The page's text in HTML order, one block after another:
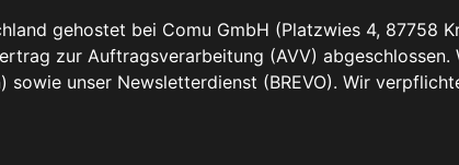
gehostet bei Comu GmbH (Platzwies 4,
zur Auftragsverarbeitung (AVV)
sowie unser Newsletterdienst (BREVO). Wir